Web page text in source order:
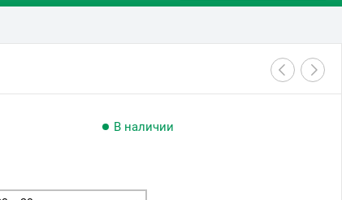
В наличии